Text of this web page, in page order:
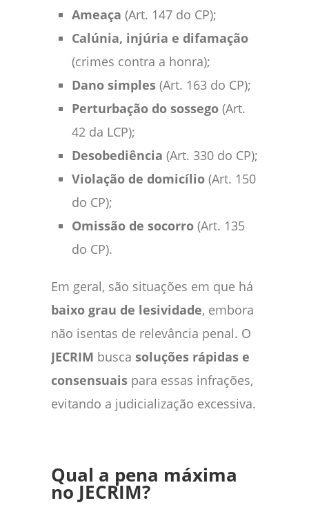
Ameaça (Art. 147 do CP);
Calúnia, injúria e difamação
(crimes contra a honra);
Dano simples (Art. 163 do CP);
Perturbação do sossego (Art.
42 da LCP);
Desobediência (Art. 330 do CP);
Violação de domicílio (Art. 150
do CP);
Omissão de socorro (Art. 135
do CP).
Em geral, são situações em que há
baixo grau de lesividade, embora
não isentas de relevância penal. O
JECRIM busca soluções rápidas e
consensuais para essas infrações,
evitando a judicialização excessiva.
Qual a pena máxima
no JECRIM?